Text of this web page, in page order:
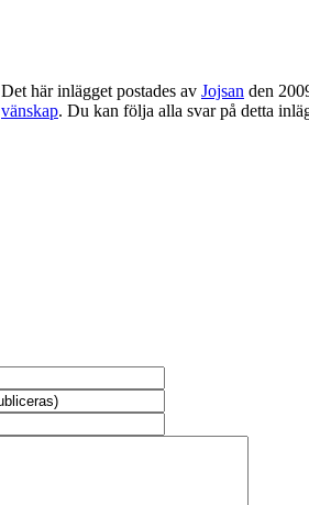
Det här inlägget postades av Jojsan den
vänskap. Du kan följa alla svar på detta